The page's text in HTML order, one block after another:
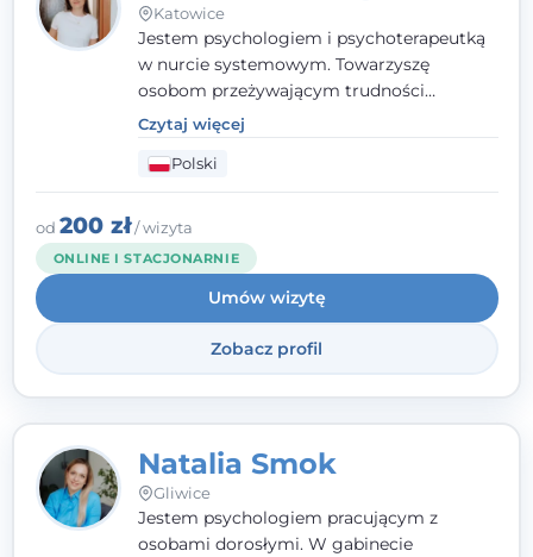
Katowice
Jestem psychologiem i psychoterapeutką
w nurcie systemowym. Towarzyszę
osobom przeżywającym trudności
emocjonalne, relacyjne albo znajdującym
się w kryzysie. Liczy się dla mnie
autentyczna, oparta na zaufaniu relacja
oraz przestrzeń, w której każdy poczuje się
wysłuchany i potraktowany z szacunkiem.
Czytaj więcej
Polski
od 200 zł/ wizyta
ONLINE I STACJONARNIE
Umów wizytę
Zobacz profil
Natalia Smok
Gliwice
Jestem psychologiem pracującym z
osobami dorosłymi. W gabinecie